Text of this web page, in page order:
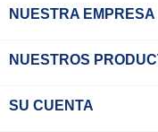
NUESTRA EMPRESA
NUESTROS
SU CUENTA